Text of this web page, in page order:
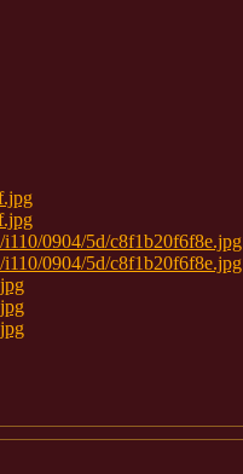
0904/5d/c8f1b20f6f8e.jpg
0904/5d/c8f1b20f6f8e.jpg